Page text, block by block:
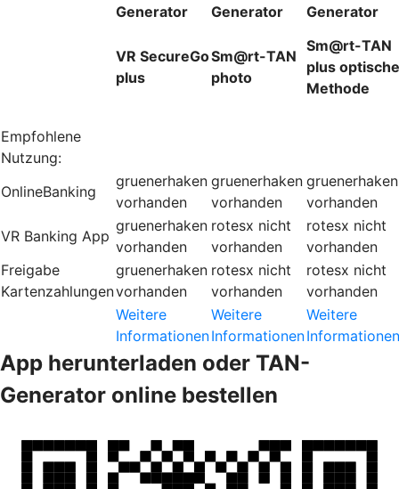
Generator
Generator
Generator
VR SecureGo
plus
Sm@rt-TAN
photo
Sm@rt-TAN
plus optische
Methode
Empfohlene
Nutzung:
OnlineBanking
gruenerhaken
vorhanden
gruenerhaken
vorhanden
gruenerhaken
vorhanden
VR Banking App
gruenerhaken
vorhanden
rotesx nicht
vorhanden
rotesx nicht
vorhanden
Freigabe
Kartenzahlungen
gruenerhaken
vorhanden
rotesx nicht
vorhanden
rotesx nicht
vorhanden
Weitere
Informationen
Weitere
Informationen
Weitere
Informationen
App herunterladen oder TAN-
Generator online bestellen